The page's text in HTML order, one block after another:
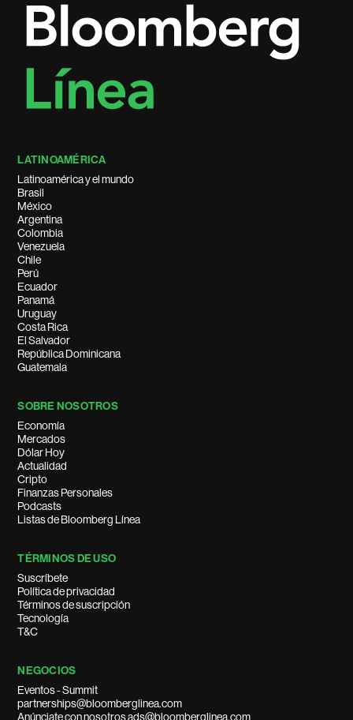
LATINOAMÉRICA
Latinoamérica y el mundo
Brasil
México
Argentina
Colombia
Venezuela
Chile
Perú
Ecuador
Panamá
Uruguay
Costa Rica
El Salvador
República Dominicana
Guatemala
SOBRE NOSOTROS
Economía
Mercados
Dólar Hoy
Actualidad
Cripto
Finanzas Personales
Podcasts
Listas de Bloomberg Línea
TÉRMINOS DE USO
Suscríbete
Política de privacidad
Términos de suscripción
Tecnología
T&C
NEGOCIOS
Eventos - Summit
partnerships@bloomberglinea.com
Anúnciate con nosotros ads@bloomberglinea.com